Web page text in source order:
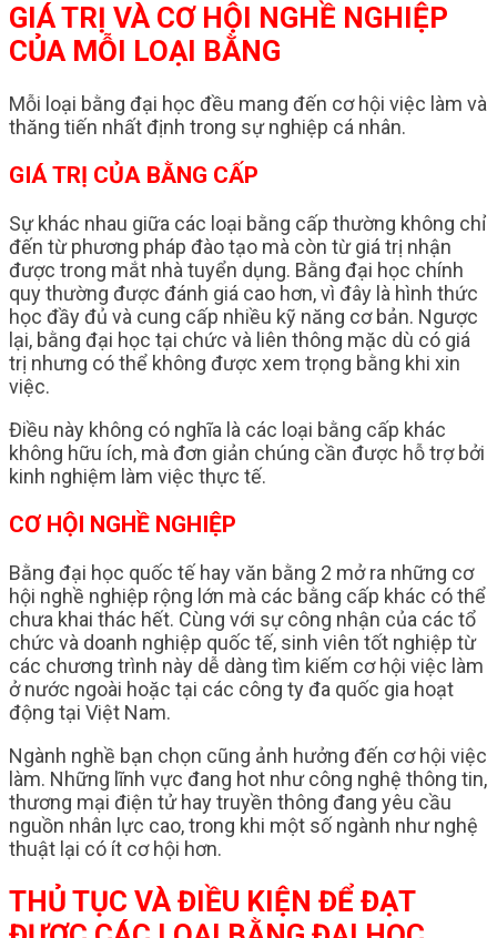
GIÁ TRỊ VÀ CƠ HỘI NGHỀ NGHIỆP
CỦA MỖI LOẠI BẰNG
Mỗi loại bằng đại học đều mang đến cơ hội việc làm và
thăng tiến nhất định trong sự nghiệp cá nhân.
GIÁ TRỊ CỦA BẰNG CẤP
Sự khác nhau giữa các loại bằng cấp thường không chỉ
đến từ phương pháp đào tạo mà còn từ giá trị nhận
được trong mắt nhà tuyển dụng. Bằng đại học chính
quy thường được đánh giá cao hơn, vì đây là hình thức
học đầy đủ và cung cấp nhiều kỹ năng cơ bản. Ngược
lại, bằng đại học tại chức và liên thông mặc dù có giá
trị nhưng có thể không được xem trọng bằng khi xin
việc.
Điều này không có nghĩa là các loại bằng cấp khác
không hữu ích, mà đơn giản chúng cần được hỗ trợ bởi
kinh nghiệm làm việc thực tế.
CƠ HỘI NGHỀ NGHIỆP
Bằng đại học quốc tế hay văn bằng 2 mở ra những cơ
hội nghề nghiệp rộng lớn mà các bằng cấp khác có thể
chưa khai thác hết. Cùng với sự công nhận của các tổ
chức và doanh nghiệp quốc tế, sinh viên tốt nghiệp từ
các chương trình này dễ dàng tìm kiếm cơ hội việc làm
ở nước ngoài hoặc tại các công ty đa quốc gia hoạt
động tại Việt Nam.
Ngành nghề bạn chọn cũng ảnh hưởng đến cơ hội việc
làm. Những lĩnh vực đang hot như công nghệ thông tin,
thương mại điện tử hay truyền thông đang yêu cầu
nguồn nhân lực cao, trong khi một số ngành như nghệ
thuật lại có ít cơ hội hơn.
THỦ TỤC VÀ ĐIỀU KIỆN ĐỂ ĐẠT